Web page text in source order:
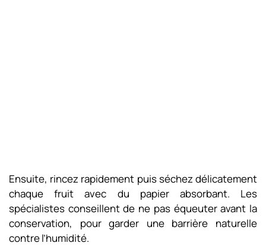
Ensuite, rincez rapidement puis séchez délicatement
chaque fruit avec du papier absorbant. Les
spécialistes conseillent de ne pas équeuter avant la
conservation, pour garder une barrière naturelle
contre l’humidité.